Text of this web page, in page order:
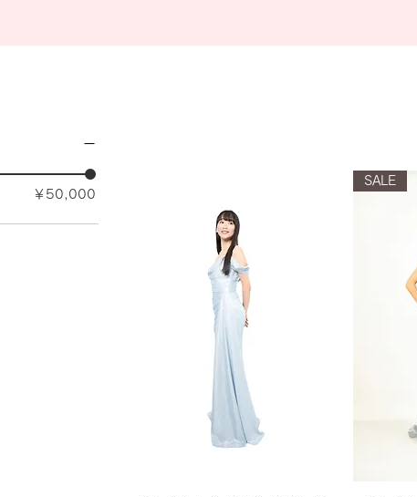
￥50,000
SALE